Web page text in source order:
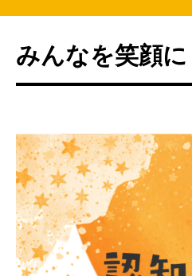
みんなを笑顔